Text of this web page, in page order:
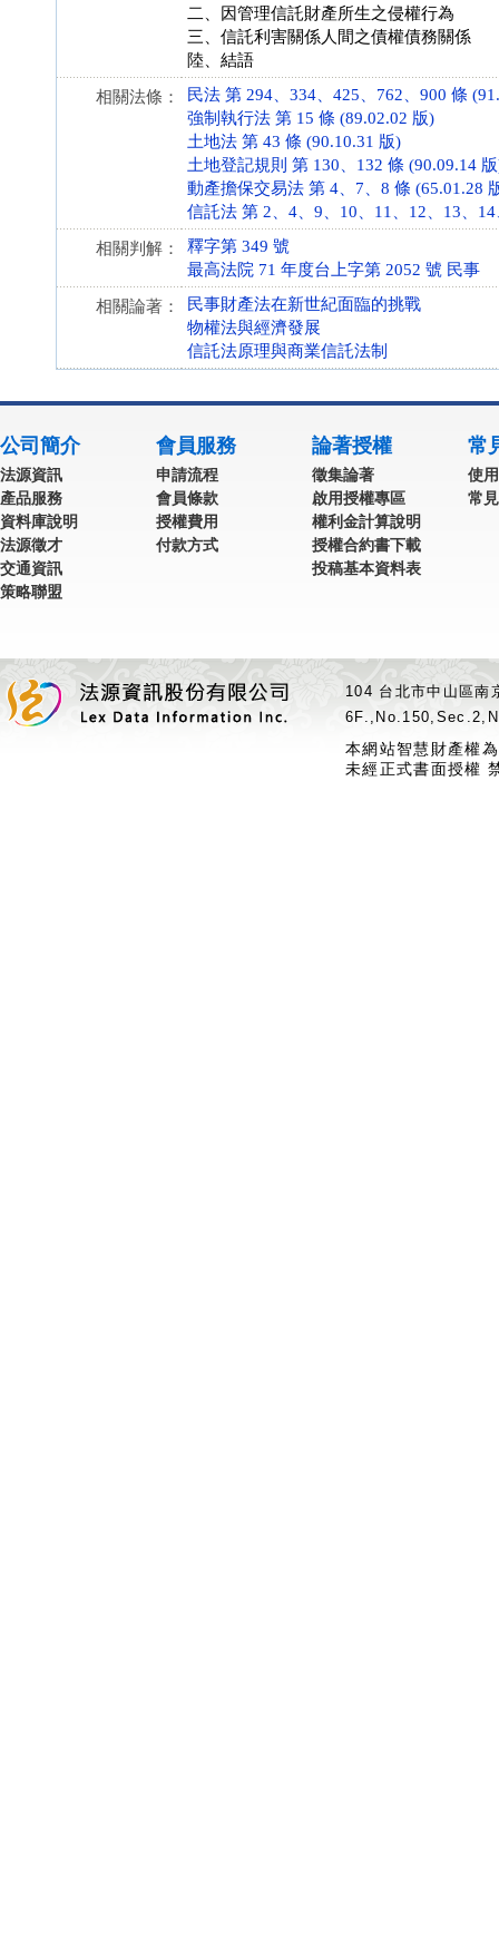
二、因管理信託財產所生之侵權行為
三、信託利害關係人間之債權債務關係
陸、結語
相關法條：
民法 第 294、334、425、762、900 條
強制執行法 第 15 條 (89.02.02 版)
土地法 第 43 條 (90.10.31 版)
土地登記規則 第 130、132 條 (90.09.14
動產擔保交易法 第 4、7、8 條 (65.01.28
信託法 第 2、4、9、10、11、12、13、
相關判解：
釋字第 349 號
最高法院 71 年度台上字第 2052 號 民事
相關論著：
民事財產法在新世紀面臨的挑戰
物權法與經濟發展
信託法原理與商業信託法制
公司簡介
法源資訊
產品服務
資料庫說明
法源徵才
交通資訊
策略聯盟
會員服務
申請流程
會員條款
授權費用
付款方式
論著授權
徵集論著
啟用授權專區
權利金計算說明
授權合約書下載
投稿基本資料表
常
使
常
104 台北市中山區
本網站智慧財產權
未經正式書面授權